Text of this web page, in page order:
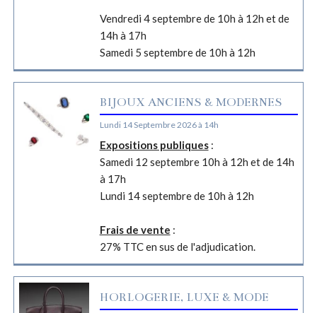
Vendredi 4 septembre de 10h à 12h et de
14h à 17h
Samedi 5 septembre de 10h à 12h
BIJOUX ANCIENS & MODERNES
Lundi 14 Septembre 2026 à 14h
Expositions publiques:
Samedi 12 septembre 10h à 12h et de 14h
à 17h
Lundi 14 septembre de 10h à 12h
Frais de vente :
27% TTC en sus de l'adjudication.
HORLOGERIE, LUXE & MODE